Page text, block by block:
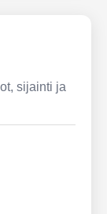
sijainti ja